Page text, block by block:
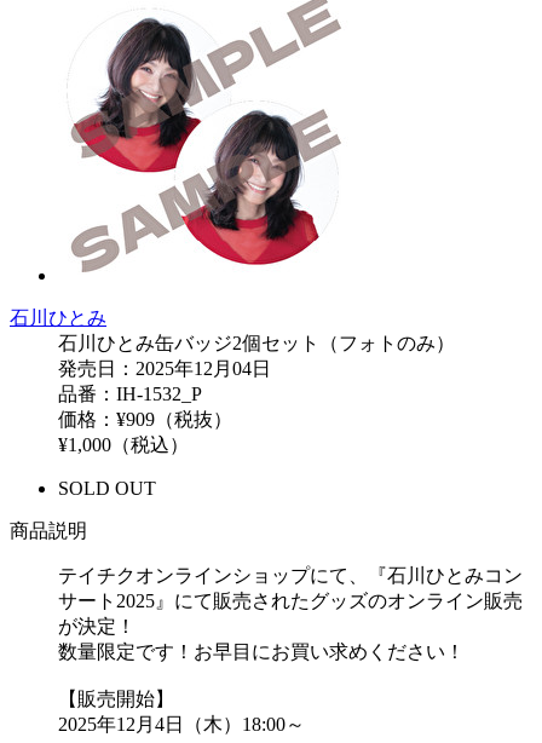
石川ひとみ
石川ひとみ缶バッジ2個セット（フォトのみ）
発売日：2025年12月04日
品番：IH-1532_P
価格：¥909（税抜）
¥1,000（税込）
SOLD OUT
商品説明
テイチクオンラインショップにて、『石川ひとみコン
サート2025』にて販売されたグッズのオンライン販売
が決定！
数量限定です！お早目にお買い求めください！
【販売開始】
2025年12月4日（木）18:00～